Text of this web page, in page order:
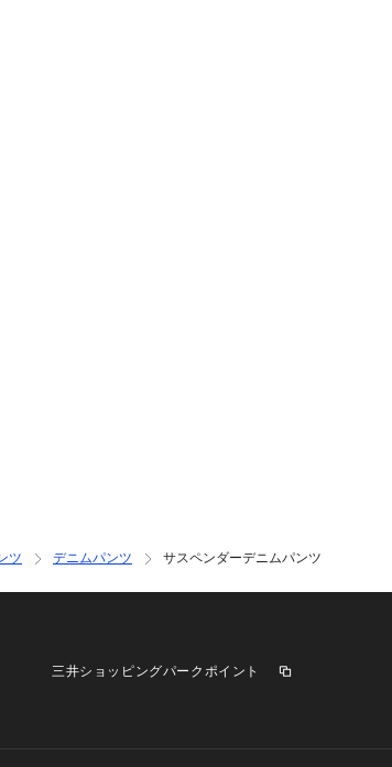
ツ デニムパンツ サスペンダーデニムパンツ
三井ショッピングパークポイント